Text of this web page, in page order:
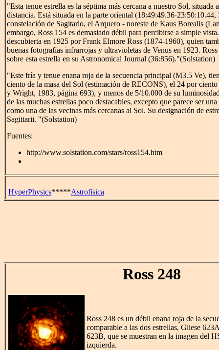
"Esta tenue estrella es la séptima más cercana a nuestro Sol, situada
distancia. Está situada en la parte oriental (18:49:49.36-
constelación de Sagitario, el Arquero - noreste de Kaus Borealis
embargo, Ross 154 es demasiado débil para percibirse a simple
descubierta en 1925 por Frank Elmore Ross (1874-1960), quien
buenas fotografías infrarrojas y ultravioletas de Venus en 1923.
sobre esta estrella en su Astronomical Journal (36:856)."(Solstation)
"Este fría y tenue enana roja de la secuencia principal (M3.5 Ve),
ciento de la masa del Sol (estimación de RECONS), el 24 por
y Wright, 1983, página 693), y menos de 5/10.000 de su
de las muchas estrellas poco destacables, excepto que parece ser
como una de las vecinas más cercanas al Sol. Su designación de
Sagittarii. "(Solstation)
Fuentes:
http://www.solstation.com/stars/ross154.htm
HyperPhysics*****Astrofísica
Ross 248
Ross 248 es un débil enana roja de la
comparable a las dos estrellas, Gliese
623B, que se muestran en la imagen del
izquierda.